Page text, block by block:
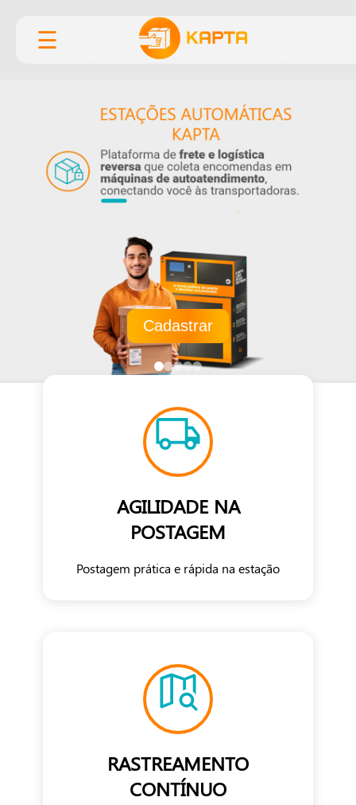
☰
Cadastrar
AGILIDADE NA
POSTAGEM
Postagem prática e rápida na estação
RASTREAMENTO
CONTÍNUO